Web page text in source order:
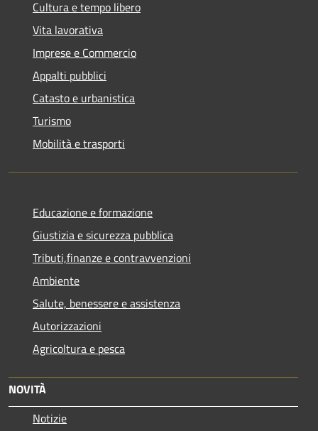
Cultura e tempo libero
Vita lavorativa
Imprese e Commercio
Appalti pubblici
Catasto e urbanistica
Turismo
Mobilità e trasporti
Educazione e formazione
Giustizia e sicurezza pubblica
Tributi,finanze e contravvenzioni
Ambiente
Salute, benessere e assistenza
Autorizzazioni
Agricoltura e pesca
NOVITÀ
Notizie